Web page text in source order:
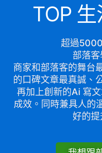
TOP
超過
部落
商家和部落客的舞台
的口碑文章最真誠、
再加上創新的Ai 寫
成效。同時兼具人的
好的提